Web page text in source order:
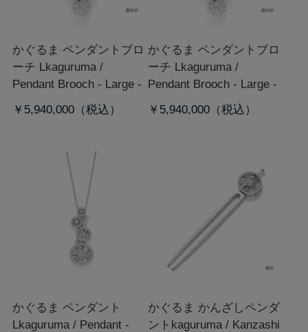
かぐるま ペンダントブロ
ーチ Lkaguruma /
Pendant Brooch - Large -
￥5,940,000
かぐるま ペンダントブロ
ーチ Lkaguruma /
Pendant Brooch - Large -
￥5,940,000
かぐるま ペンダント
Lkaguruma / Pendant -
かぐるま かんざしペンダ
ント kaguruma / Kanzashi